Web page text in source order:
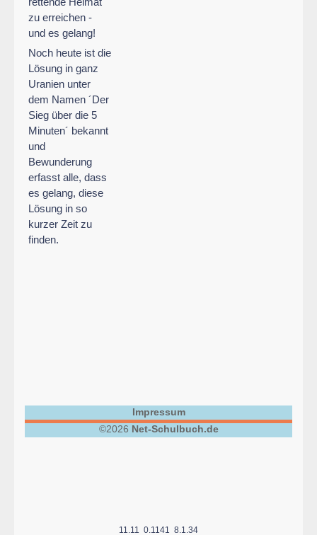
zu erreichen -
und es gelang!
Noch heute ist die
Lösung in ganz
Uranien unter
dem Namen ´Der
Sieg über die 5
Minuten´ bekannt
und
Bewunderung
erfasst alle, dass
es gelang, diese
Lösung in so
kurzer Zeit zu
finden.
Impressum
©2026 Net-Schulbuch.de
11.11 0.1141 8.1.34